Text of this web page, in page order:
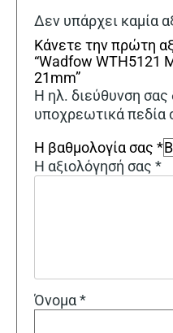
Δεν υπάρχει καμία
Κάνετε την πρώτη
“Wadfow WTH5121
21mm”
Η ηλ. διεύθυνση σας
υποχρεωτικά πεδία
Η βαθμολογία σας *
Η αξιολόγησή σας *
Όνομα*